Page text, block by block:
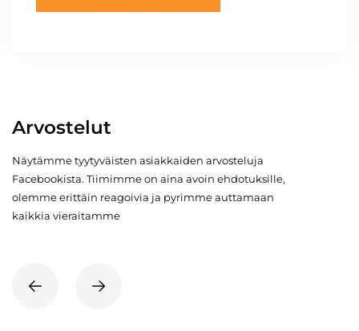
Arvostelut
Näytämme tyytyväisten asiakkaiden arvosteluja
Facebookista. Tiimimme on aina avoin ehdotuksille,
olemme erittäin reagoivia ja pyrimme auttamaan
kaikkia vieraitamme